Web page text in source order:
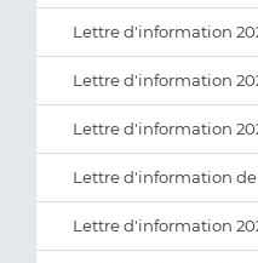
Lettre d'information
Lettre d'information
Lettre d'information
Lettre d'information
Lettre d'information